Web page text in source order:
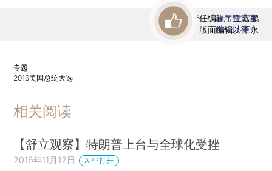
责任编辑：王嘉鹏
版面编辑：王永
首席赞赏官
虚位以待
专题
2016美国总统大选
相关阅读
【舒立观察】特朗普上台与全球化受挫
2016年11月12日 APP打开